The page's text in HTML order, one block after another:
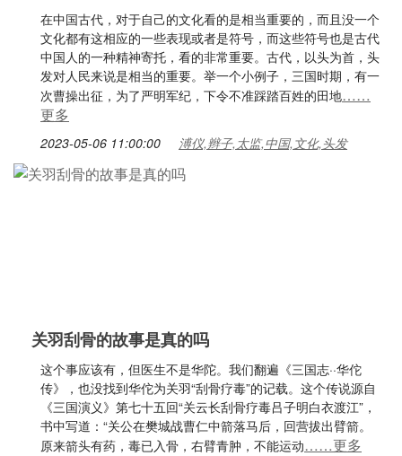
在中国古代，对于自己的文化看的是相当重要的，而且没一个
文化都有这相应的一些表现或者是符号，而这些符号也是古代
中国人的一种精神寄托，看的非常重要。古代，以头为首，头
发对人民来说是相当的重要。举一个小例子，三国时期，有一
次曹操出征，为了严明军纪，下令不准踩踏百姓的田地……
更多
2023-05-06 11:00:00 溥仪,辫子,太监,中国,文化,头发
关羽刮骨的故事是真的吗
这个事应该有，但医生不是华陀。我们翻遍《三国志··华佗
传》，也没找到华佗为关羽“刮骨疗毒”的记载。这个传说源自
《三国演义》第七十五回“关云长刮骨疗毒吕子明白衣渡江”，
书中写道：“关公在樊城战曹仁中箭落马后，回营拔出臂箭。
原来箭头有药，毒已入骨，右臂青肿，不能运动……更多